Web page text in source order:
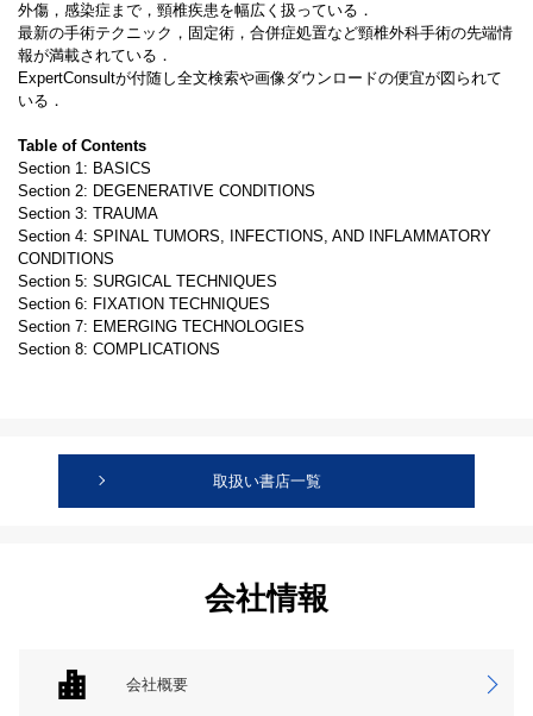
外傷，感染症まで，頸椎疾患を幅広く扱っている．
最新の手術テクニック，固定術，合併症処置など頸椎外科手術の先端情
報が満載されている．
ExpertConsultが付随し全文検索や画像ダウンロードの便宜が図られて
いる．
Table of Contents
Section 1: BASICS
Section 2: DEGENERATIVE CONDITIONS
Section 3: TRAUMA
Section 4: SPINAL TUMORS, INFECTIONS, AND INFLAMMATORY
CONDITIONS
Section 5: SURGICAL TECHNIQUES
Section 6: FIXATION TECHNIQUES
Section 7: EMERGING TECHNOLOGIES
Section 8: COMPLICATIONS
取扱い書店一覧
会社情報
会社概要